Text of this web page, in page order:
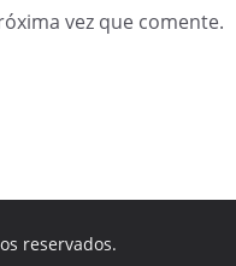
vez que comente.
reservados.